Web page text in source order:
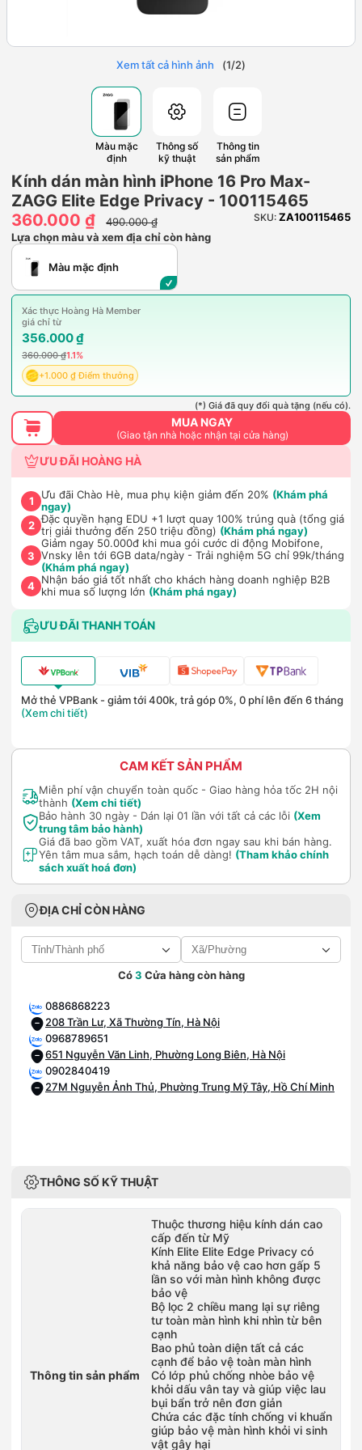
Xem tất cả hình ảnh (1/2)
Màu mặc
định
Thông số
kỹ thuật
Thông tin
sản phẩm
Kính dán màn hình iPhone 16 Pro Max-
ZAGG Elite Edge Privacy - 100115465
360.000 ₫
490.000 ₫ SKU: ZA100115465
Lựa chọn màu và xem địa chỉ còn hàng
Màu mặc định
Xác thực Hoàng Hà Member
giá chỉ từ
356.000 ₫
360.000 ₫1.1%
+1.000 ₫ Điểm thưởng
(*) Giá đã quy đổi quà tặng (nếu có).
MUA NGAY
(Giao tận nhà hoặc nhận tại cửa hàng)
ƯU ĐÃI HOÀNG HÀ
1 Ưu đãi Chào Hè, mua phụ kiện giảm đến 20% (Khám phá
ngay)
2 Đặc quyền hạng EDU +1 lượt quay 100% trúng quà (tổng giá
trị giải thưởng đến 250 triệu đồng) (Khám phá ngay)
3
Giảm ngay 50.000đ khi mua gói cước di động Mobifone,
Vnsky lên tới 6GB data/ngày - Trải nghiệm 5G chỉ 99k/tháng
(Khám phá ngay)
4 Nhận báo giá tốt nhất cho khách hàng doanh nghiệp B2B
khi mua số lượng lớn (Khám phá ngay)
ƯU ĐÃI THANH TOÁN
Mở thẻ VPBank - giảm tới 400k, trả góp 0%, 0 phí lên đến 6 tháng
(Xem chi tiết)
CAM KẾT SẢN PHẨM
Miễn phí vận chuyển toàn quốc - Giao hàng hỏa tốc 2H nội
thành (Xem chi tiết)
Bảo hành 30 ngày - Dán lại 01 lần với tất cả các lỗi (Xem
trung tâm bảo hành)
Giá đã bao gồm VAT, xuất hóa đơn ngay sau khi bán hàng.
Yên tâm mua sắm, hạch toán dễ dàng! (Tham khảo chính
sách xuất hoá đơn)
ĐỊA CHỈ CÒN HÀNG
Có3 Cửa hàng còn hàng
0886868223
208 Trần Lư, Xã Thường Tín, Hà Nội
0968789651
651 Nguyễn Văn Linh, Phường Long Biên, Hà Nội
0902840419
27M Nguyễn Ảnh Thủ, Phường Trung Mỹ Tây, Hồ Chí Minh
THÔNG SỐ KỸ THUẬT
Thông tin sản phẩm
Thuộc thương hiệu kính dán cao
cấp đến từ Mỹ
Kính Elite Elite Edge Privacy có
khả năng bảo vệ cao hơn gấp 5
lần so với màn hình không được
bảo vệ
Bộ lọc 2 chiều mang lại sự riêng
tư toàn màn hình khi nhìn từ bên
cạnh
Bao phủ toàn diện tất cả các
cạnh để bảo vệ toàn màn hình
Có lớp phủ chống nhòe bảo vệ
khỏi dấu vân tay và giúp việc lau
bụi bẩn trở nên đơn giản
Chứa các đặc tính chống vi khuẩn
giúp bảo vệ màn hình khỏi vi sinh
vật gây hại